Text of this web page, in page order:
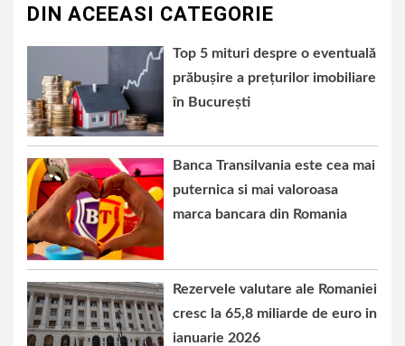
DIN ACEEASI CATEGORIE
Top 5 mituri despre o eventuală
prăbușire a prețurilor imobiliare
în București
Banca Transilvania este cea mai
puternica si mai valoroasa
marca bancara din Romania
Rezervele valutare ale Romaniei
cresc la 65,8 miliarde de euro in
ianuarie 2026